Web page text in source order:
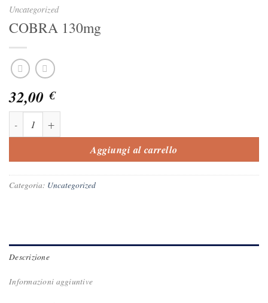
Uncategorized
COBRA 130mg
32,00 €
Aggiungi al carrello
Categoria: Uncategorized
Descrizione
Informazioni aggiuntive